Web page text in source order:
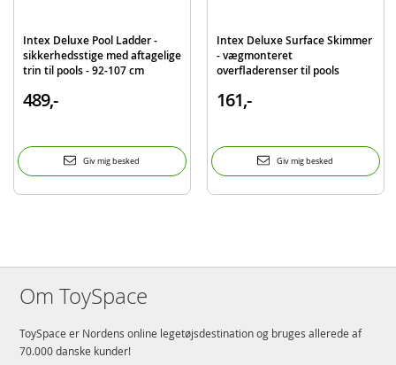
Intex Deluxe Pool Ladder -
sikkerhedsstige med aftagelige
trin til pools - 92-107 cm
489,-
Giv mig besked
Intex Deluxe Surface Skimmer
- vægmonteret
overfladerenser til pools
161,-
Giv mig besked
Om ToySpace
ToySpace er Nordens online legetøjsdestination og bruges allerede af
70.000 danske kunder!